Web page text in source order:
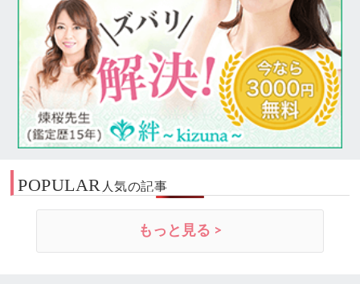
POPULAR 人気の記事
もっと見る >